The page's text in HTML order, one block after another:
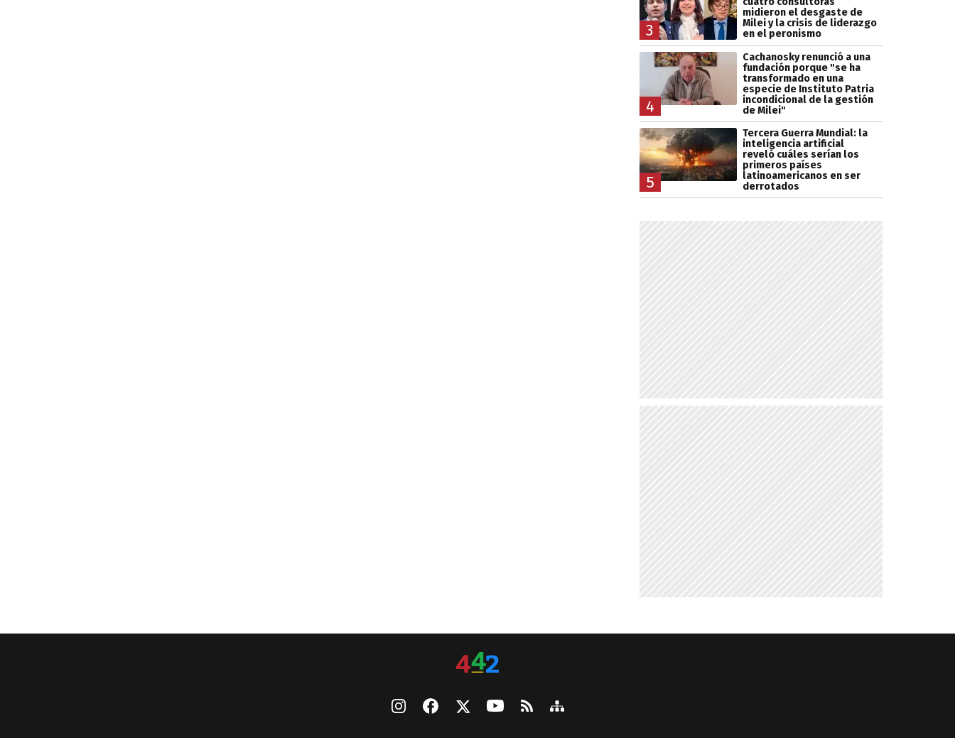
3
midieron el desgaste de
Milei y la crisis de liderazgo
en el peronismo
4
Cachanosky renunció a una
fundación porque "se ha
transformado en una
especie de Instituto Patria
incondicional de la gestión
de Milei"
5
Tercera Guerra Mundial: la
inteligencia artificial
reveló cuáles serían los
primeros países
latinoamericanos en ser
derrotados